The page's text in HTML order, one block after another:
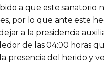
a que este sanatorio
por lo que ante este
a la presidencia
de las 04:00 horas
presencia del herido y